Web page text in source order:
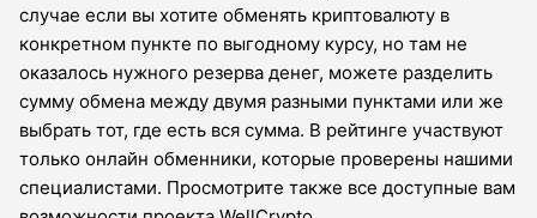
случае если вы хотите обменять криптовалюту в
конкретном пункте по выгодному курсу, но там не
оказалось нужного резерва денег, можете разделить
сумму обмена между двумя разными пунктами или же
выбрать тот, где есть вся сумма. В рейтинге участвуют
только онлайн обменники, которые проверены нашими
специалистами. Просмотрите также все доступные вам